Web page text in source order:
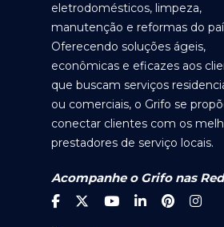
eletrodomésticos, limpeza,
manutenção e reformas do
Oferecendo soluções ágeis,
econômicas e eficazes aos
que buscam serviços
ou comerciais, o Grifo se
conectar clientes com os
prestadores de serviço locais.
Acompanhe o Grifo nas